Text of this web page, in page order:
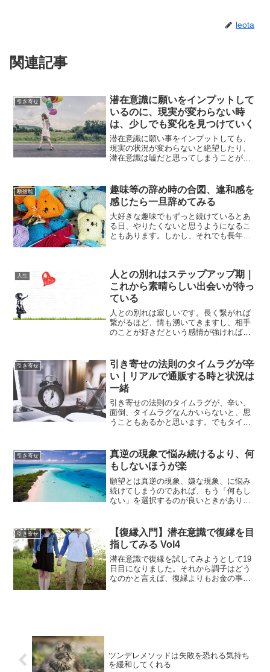
leota
関連記事
引き寄せ
潜在意識に願いをインプットして
いるのに、現実が変わらない時
は、少しでも変化を見つけていく
潜在意識に願い事をインプットしても、
現実の状況が変わらないと絶望したり、
潜在意識は嘘だと思ってしまうことが多
動いています。24時間365日、潜在意識は
休まずに動いている...
断捨離
趣味等の辞め時の合図、違和感を
感じたら一旦辞めてみる
大好きな趣味でもずっと続けているとあ
る日、やりたくないと思うようになるこ
ともあります。しかし、それでも長年続
まいがちです。でも、やり...
人生
人との別れはステップアップ期｜
これから素晴らしい出会いが待っ
ている
人との別れは寂しいです。長く繋がれば
繋がるほど、情も湧いてきますし、相手
のことが好きだという感情が強ければ強
大切さを知ることもあるでしょう。しか
し、人との別れがあるとい...
引き寄せ
引き寄せの法則のタイムラグが辛
い｜リアルで通販する時と状況は
一緒
引き寄せの法則のタイムラグが、辛い、
面倒、タイムラグなんかいらないと、思
うこともあるかと思います。でもタイム
と時計を何度も見てしまうと全然時間が
進まなく感じるように、物...
引き寄せ
真逆の現象で悩み続けるより、何
もしないほうが楽
願望とは真逆の現象、嫌な現象、に悩み
続けてしまうのであれば、もう「何もし
ない」を選択するのが良いときがありま
釈して考えてしまいがちです。そのよう
な状態で悩むのは、百害あ...
引き寄せ
【復縁入門】潜在意識で復縁を目
指してみる Vol4
潜在意識で復縁を試してみようとして19
日目になりました。それから調子はどう
なのかと言えば、復縁よりもお金の事が
ツンデレメソッドは失敗を恐れる気持ち
を緩和してくれる